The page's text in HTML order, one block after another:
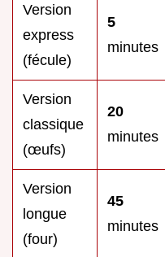
Version
express
(fécule)
5
minutes
Version
classique
(œufs)
20
minutes
Version
longue
(four)
45
minutes